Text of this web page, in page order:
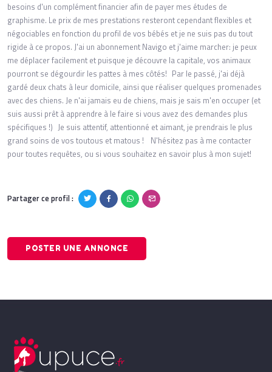
besoins d'un complément financier afin de payer mes études de
graphisme. Le prix de mes prestations resteront cependant flexibles et
négociables en fonction du profil de vos bébés et je ne suis pas du tout
rigide à ce propos. J'ai un abonnement Navigo et j'aime marcher: je peux
me déplacer facilement et puisque je découvre la capitale, vos animaux
pourront se dégourdir les pattes à mes côtés! Par le passé, j'ai déjà
gardé deux chats à leur domicile, ainsi que réaliser quelques promenades
avec des chiens. Je n'ai jamais eu de chiens, mais je sais m'en occuper (et
suis aussi prêt à apprendre à le faire si vous avez des demandes plus
spécifiques !) Je suis attentif, attentionné et aimant, je prendrais le plus
grand soins de vos toutous et matous ! N'hésitez pas à me contacter
pour toutes requêtes, ou si vous souhaitez en savoir plus à mon sujet!
Partager ce profil :
POSTER UNE ANNONCE